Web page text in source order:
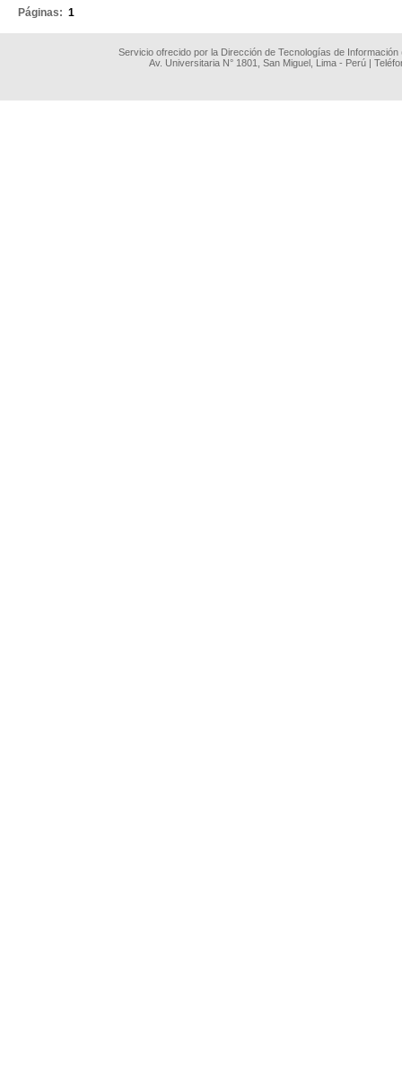
Páginas: 1
Servicio ofrecido por la Dirección de Tecnologías de
Av. Universitaria N° 1801, San Miguel, Lima - Perú |